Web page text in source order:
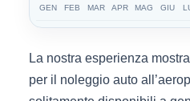
GEN FEB MAR APR MAG GIU
La nostra esperienza
per il noleggio auto